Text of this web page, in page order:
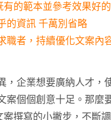
的範本並參考效果好
的資訊 千萬別省略
職者，持續優化文案內
，企業想要廣納人才，
案個個創意十足。那麼
撰寫的小撇步，不斷調